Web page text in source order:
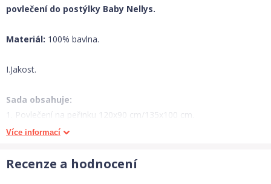
povlečení do postýlky Baby Nellys.
Materiál: 100% bavlna.
I.Jakost.
Sada obsahuje:
1. Povlečení na peřinku 120x90 cm/135x100 cm.
2. Povlečení na polštářek 40x60 cm.
Bezpečné zapínání na zip.(vyloučeno vdechnutí knoflíku apod).
Více informací
Recenze a hodnocení